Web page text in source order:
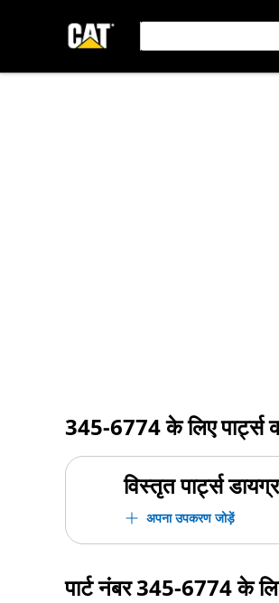
345-6774के लिए
विस्तृत पार्ट्स
अपना उपकरण जोड़ें
पार्ट नंबर345-6774के